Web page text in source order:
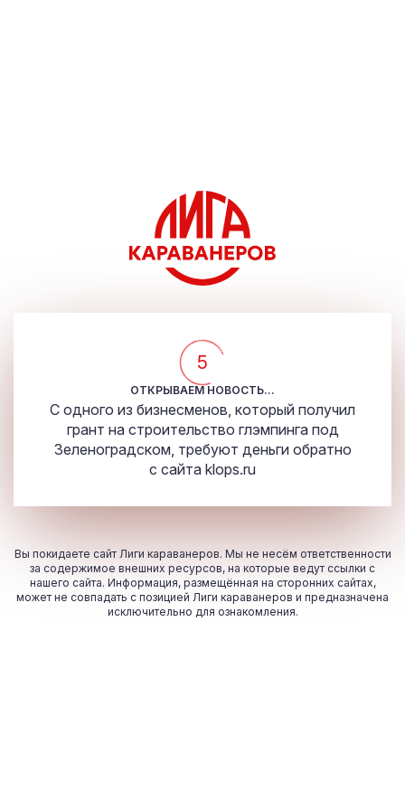
5
ОТКРЫВАЕМ НОВОСТЬ...
С одного из бизнесменов, который получил
грант на строительство глэмпинга под
Зеленоградском, требуют деньги обратно
с сайта klops.ru
Вы покидаете сайт Лиги караванеров. Мы не несём ответственности
за содержимое внешних ресурсов, на которые ведут ссылки с
нашего сайта. Информация, размещённая на сторонних сайтах,
может не совпадать с позицией Лиги караванеров и предназначена
исключительно для ознакомления.